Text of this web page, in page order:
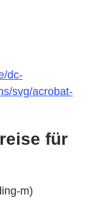
dc-
svg/acrobat-
für
m)